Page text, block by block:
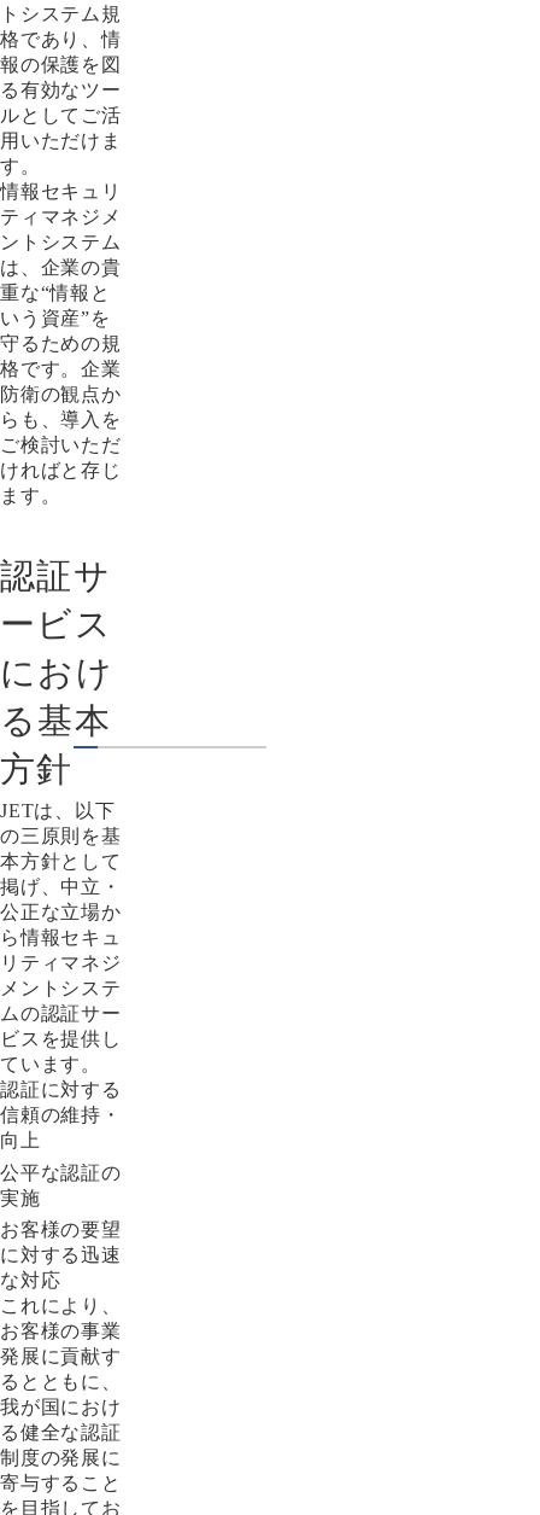
トシステム規
格であり、情
報の保護を図
る有効なツー
ルとしてご活
用いただけま
す。
情報セキュリ
ティマネジメ
ントシステム
は、企業の貴
重な“情報と
いう資産”を
守るための規
格です。企業
防衛の観点か
らも、導入を
ご検討いただ
ければと存じ
ます。
認証サ
ービス
におけ
る基本
方針
JETは、以下
の三原則を基
本方針として
掲げ、中立・
公正な立場か
ら情報セキュ
リティマネジ
メントシステ
ムの認証サー
ビスを提供し
ています。
認証に対する
信頼の維持・
向上
公平な認証の
実施
お客様の要望
に対する迅速
な対応
これにより、
お客様の事業
発展に貢献す
るとともに、
我が国におけ
る健全な認証
制度の発展に
寄与すること
を目指してお